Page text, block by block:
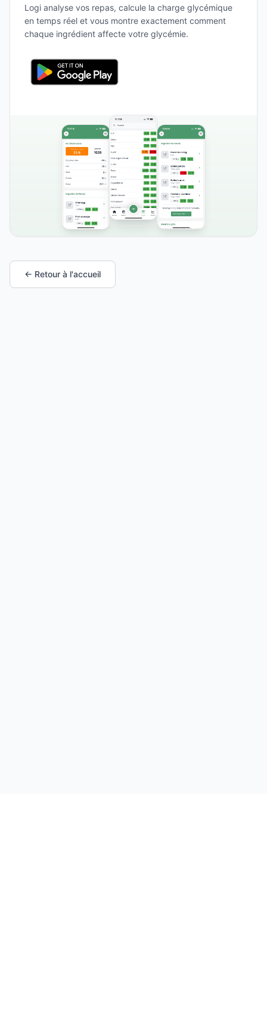
Logi analyse vos repas, calcule la charge glycémique
en temps réel et vous montre exactement comment
chaque ingrédient affecte votre glycémie.
← Retour à l'accueil